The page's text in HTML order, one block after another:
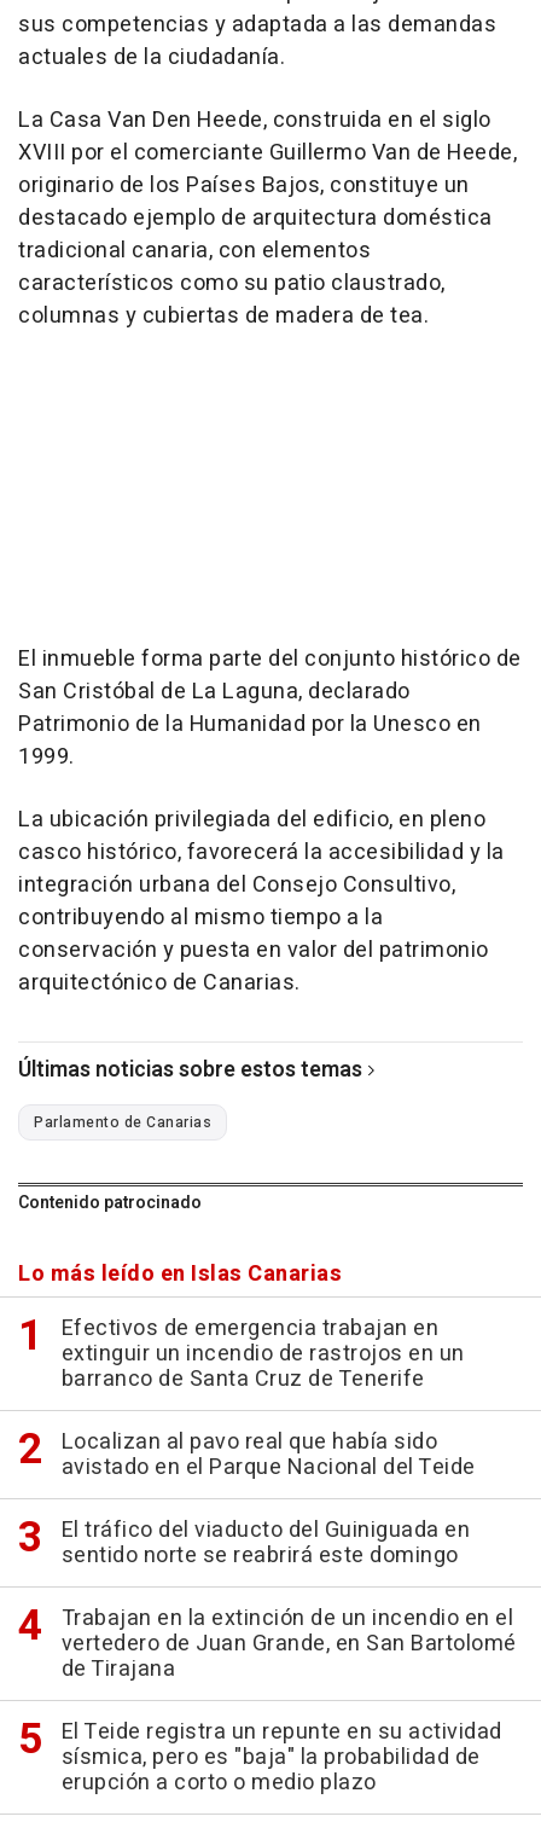
sus competencias y adaptada a las demandas
actuales de la ciudadanía.
La Casa Van Den Heede, construida en el siglo
XVIII por el comerciante Guillermo Van de Heede,
originario de los Países Bajos, constituye un
destacado ejemplo de arquitectura doméstica
tradicional canaria, con elementos
característicos como su patio claustrado,
columnas y cubiertas de madera de tea.
El inmueble forma parte del conjunto histórico de
San Cristóbal de La Laguna, declarado
Patrimonio de la Humanidad por la Unesco en
1999.
La ubicación privilegiada del edificio, en pleno
casco histórico, favorecerá la accesibilidad y la
integración urbana del Consejo Consultivo,
contribuyendo al mismo tiempo a la
conservación y puesta en valor del patrimonio
arquitectónico de Canarias.
Últimas noticias sobre estos temas
Parlamento de Canarias
Contenido patrocinado
Lo más leído en Islas Canarias
Efectivos de emergencia trabajan en
extinguir un incendio de rastrojos en un
barranco de Santa Cruz de Tenerife
Localizan al pavo real que había sido
avistado en el Parque Nacional del Teide
El tráfico del viaducto del Guiniguada en
sentido norte se reabrirá este domingo
Trabajan en la extinción de un incendio en el
vertedero de Juan Grande, en San Bartolomé
de Tirajana
El Teide registra un repunte en su actividad
sísmica, pero es "baja" la probabilidad de
erupción a corto o medio plazo